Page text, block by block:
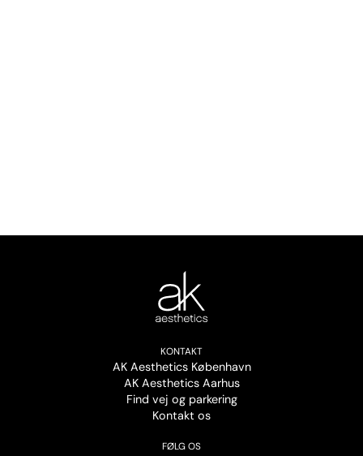
KONTAKT
AK Aesthetics København
AK Aesthetics Aarhus
Find vej og parkering
Kontakt os
FØLG OS